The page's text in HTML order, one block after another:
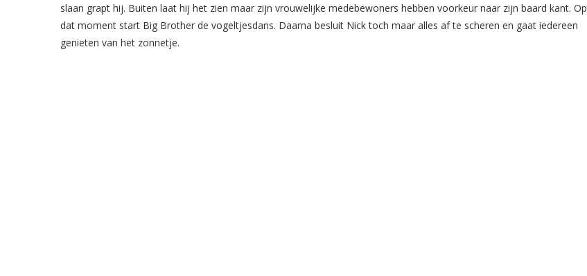
slaan grapt hij. Buiten laat hij het zien maar zijn vrouwelijke medebewoners hebben voorkeur naar zijn baard kant. Op
dat moment start Big Brother de vogeltjesdans. Daarna besluit Nick toch maar alles af te scheren en gaat iedereen
genieten van het zonnetje.